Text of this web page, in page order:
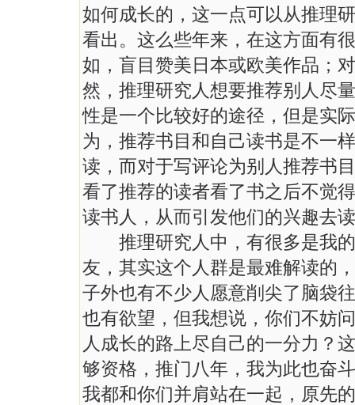
如何成长的，这一点可以从推理
看出。这么些年来，在这方面有
如，盲目赞美日本或欧美作品；
然，推理研究人想要推荐别人尽
性是一个比较好的途径，但是实
为，推荐书目和自己读书是不一
读，而对于写评论为别人推荐书
看了推荐的读者看了书之后不觉
读书人，从而引发他们的兴趣去
推理研究人中，有很多是我的
友，其实这个人群是最难解读的
子外也有不少人愿意削尖了脑袋
也有欲望，但我想说，你们不妨
人成长的路上尽自己的一分力？
够资格，推门八年，我为此也奋
我都和你们并肩站在一起，原先